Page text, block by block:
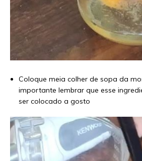
Coloque meia colher de sopa da
importante lembrar que esse
ser colocado a gosto